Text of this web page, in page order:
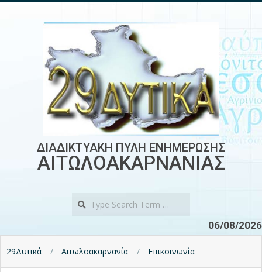
ΔΙΑΔΙΚΤΥΑΚΗ ΠΥΛΗ ΕΝΗΜΕΡΩΣΗΣ
ΑΙΤΩΛΟΑΚΑΡΝΑΝΙΑΣ
06/08/2026
29Δυτικά Αιτωλοακαρνανία Επικοινωνία